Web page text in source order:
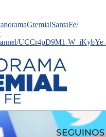
UCCr4pD9M1-